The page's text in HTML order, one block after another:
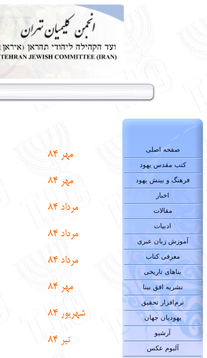
صفحه اصلی
کتب مقدس یهود
فرهنگ و بینش یهود
اخبار
مقالات
ادبیات
آموزش زبان عبری
معرفی کتاب
بناهای تاریخی
نشریه افق بینا
نرم‌افزار تحقیق
یهودیان جهان
آرشیو
آلبوم عکس
مهر 84
مهر 84
مرداد
مرداد
مرداد
مهر 84
شهريور 84
تير 84